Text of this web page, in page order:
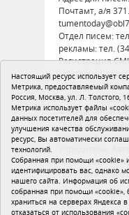
Почтамт, а/я
Отдел писем:
рекламы: тел.
Регистрация
«Интернет-
86575 от 26
Федеральной
связи,
массовых
организация
Политика
16+
Настоящий ресурс использует
Метрика, предоставляемый
Россия, Москва, ул. Л. Толстого,
Метрика использует файлы
данных посетителей для
улучшения качества
ресурс, Вы автоматически
технологий.
Собранная при помощи «cookie»
идентифицировать вас, однако
нашего сайта. Информация об
собранная при помощи «cookie»,
храниться на серверах Яндекса
отказаться от использования